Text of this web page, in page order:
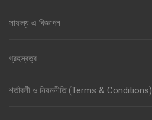
সাফল্য এ বিজ্ঞাপন
গ্রহস্বত্ব
শর্তাবলী ও নিয়মনীতি (Terms & Conditions)